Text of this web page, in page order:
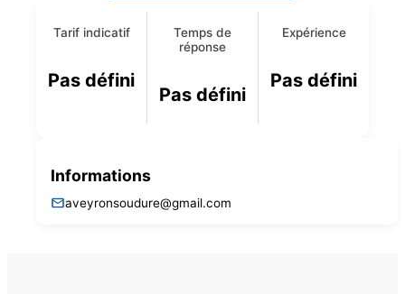
Tarif indicatif
Pas défini
Temps de
réponse
Pas défini
Expérience
Pas défini
Informations
aveyronsoudure@gmail.com